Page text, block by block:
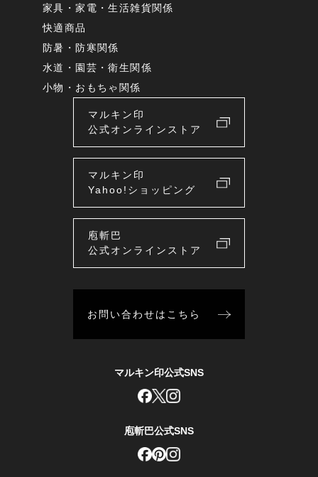
家具・家電・生活雑貨関係
快適商品
防暑・防寒関係
水道・園芸・衛生関係
小物・おもちゃ関係
マルキン印
公式オンラインストア
マルキン印
Yahoo!ショッピング
庖斬巴
公式オンラインストア
お問い合わせはこちら
マルキン印公式SNS
庖斬巴公式SNS